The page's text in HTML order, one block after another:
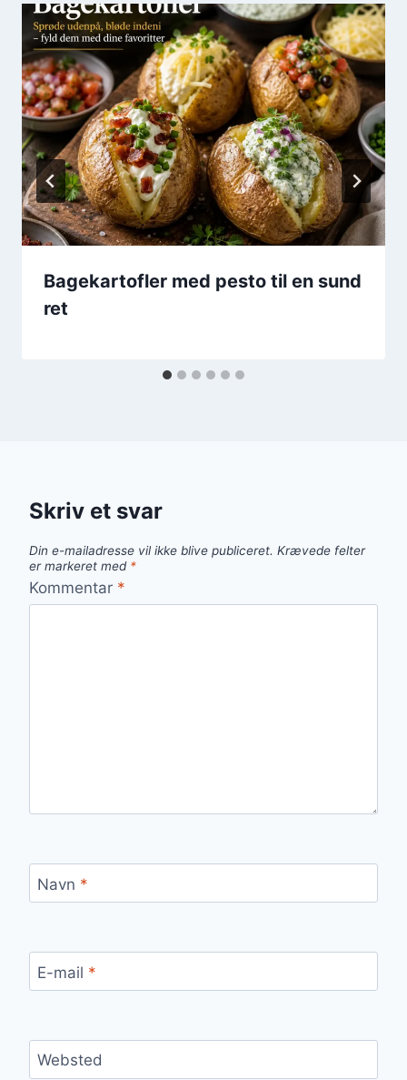
Bagekartofler med pesto til en sund
ret
Skriv et svar
Din e-mailadresse vil ikke blive publiceret. Krævede felter
er markeret med *
Kommentar *
Navn *
E-mail *
Websted